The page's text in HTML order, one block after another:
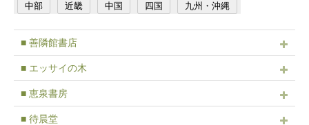
中部
近畿 中国 四国 九州・沖縄
■ 善隣館書店
■ エッサイの木
■ 恵泉書房
■ 待晨堂